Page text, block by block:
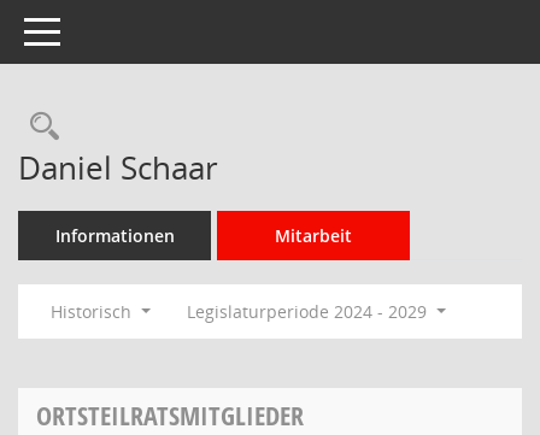
Toggle navigation
Rechercheauswahl
Daniel Schaar
Informationen Mitarbeit
Historisch Legislaturperiode 2024 - 2029
ORTSTEILRATSMITGLIEDER